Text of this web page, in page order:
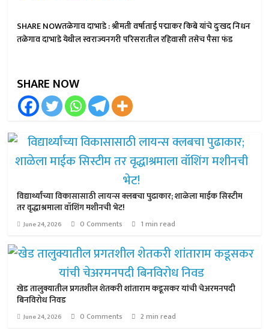
SHARE NOWतळेगाव दाभाडे : श्रीमती वर्षाताई पद्माकर किबे यांचे दुःखद निधन
तळेगाव दाभाडे येथील स्वराज्यनगरी परिसरातील रहिवासी तसेच पैसा फंड
SHARE NOW
विद्यार्थ्यांच्या विकासासाठी लायन्स क्लबचा पुढाकार; शाळेला माईक सिस्टीम
तर वृद्धाश्रमाला वॉशिंग मशीनची भेट!
June 24, 2026 0 Comments 1 min read
खेड तालुक्यातील प्रगतशील शेतकरी शांताराम कडूसकर यांची चेअरमनपदी
बिनविरोध निवड
June 24, 2026 0 Comments 2 min read